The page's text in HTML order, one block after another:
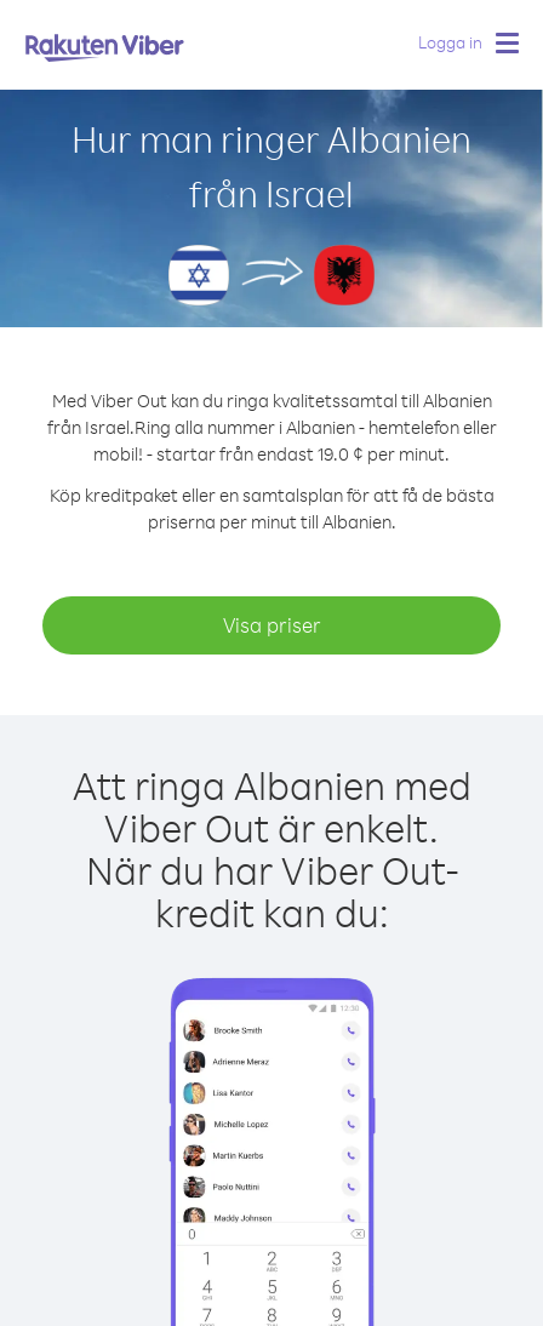
Logga in
Hur man ringer Albanien
från Israel
Med Viber Out kan du ringa kvalitetssamtal till Albanien
från Israel.Ring alla nummer i Albanien - hemtelefon eller
mobil! - startar från endast 19.0 ¢ per minut.
Köp kreditpaket eller en samtalsplan för att få de bästa
priserna per minut till Albanien.
Visa priser
Att ringa Albanien med
Viber Out är enkelt.
När du har Viber Out-
kredit kan du: